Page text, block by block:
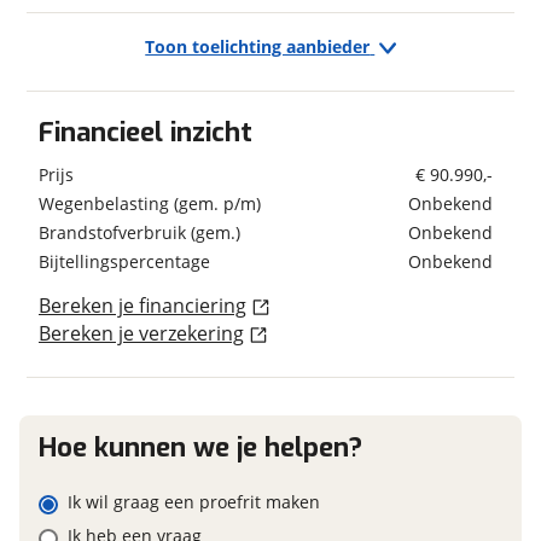
Grijs
Verbruik en milieu
Brandstof
Geschiedenis
Datum tenaamstelling
20-06-2024
Voormalig verhuurvoertuig Nee
Financieel inzicht
Prijs
€ 90.990,-
Wegenbelasting (gem. p/m)
Onbekend
Brandstofverbruik (gem.)
Onbekend
Bijtellingspercentage
Onbekend
Bereken je financiering
Bereken je verzekering
Exterieur/Interieur
Bagageruimte
Combicassettes
Garage achter
Hordeur
Huishoudaccu
Indirecte verlichting
Leeslampjes
Boiler Inhoud 10 lt
Toon toelichting aanbieder
Kenteken
Eventuele bijzonderheden (optioneel)
Foto's
JPG, PNG (max 10 foto's)
Jouw contactgegevens
Hoe kunnen we je helpen?
Ik wil graag een proefrit maken
Ik heb een vraag